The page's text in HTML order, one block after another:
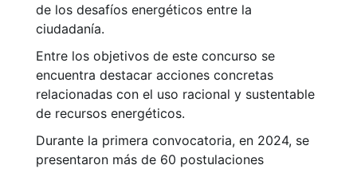
de los desafíos energéticos entre la
ciudadanía.
Entre los objetivos de este concurso se
encuentra destacar acciones concretas
relacionadas con el uso racional y sustentable
de recursos energéticos.
Durante la primera convocatoria, en 2024, se
presentaron más de 60 postulaciones